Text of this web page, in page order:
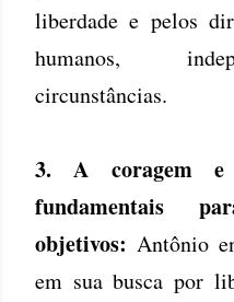
liberdade e pelos
humanos,
circunstâncias.
3. A coragem e
fundamentais
objetivos: Antônio
em sua busca por